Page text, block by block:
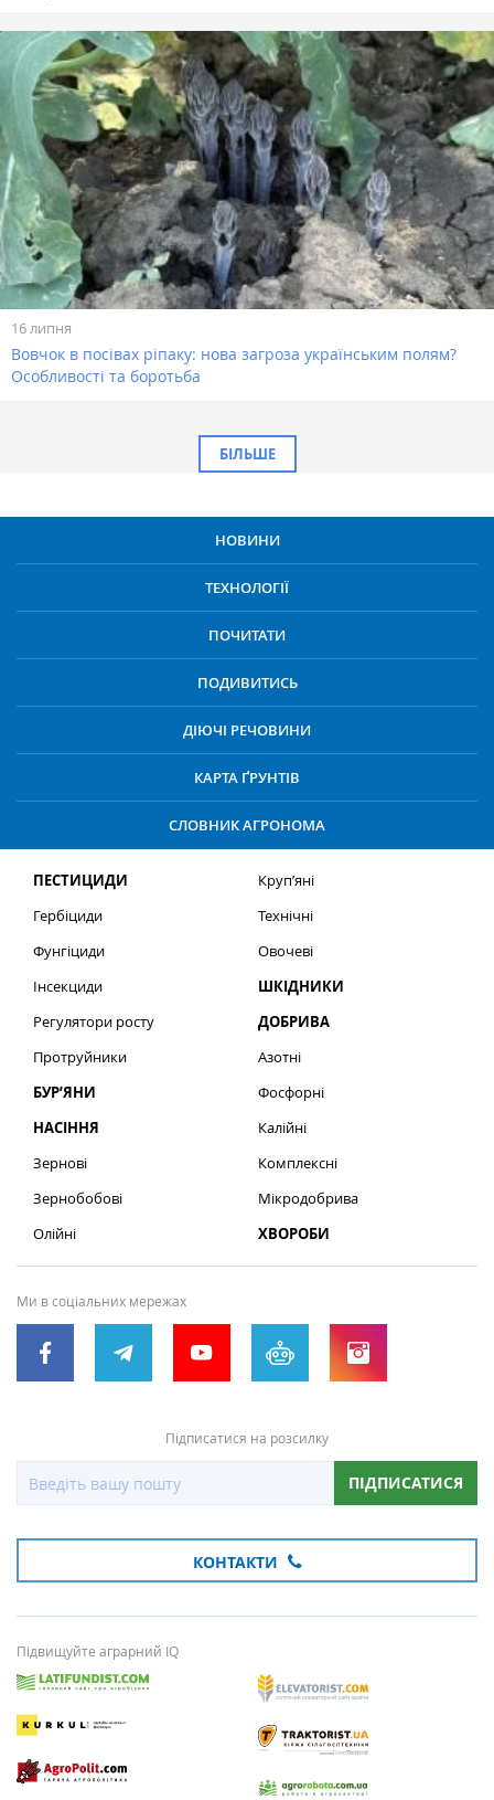
16 липня
Вовчок в посівах ріпаку: нова загроза українським полям?
Особливості та боротьба
БІЛЬШЕ
НОВИНИ
ТЕХНОЛОГІЇ
ПОЧИТАТИ
ПОДИВИТИСЬ
ДІЮЧІ РЕЧОВИНИ
КАРТА ҐРУНТІВ
СЛОВНИК АГРОНОМА
ПЕСТИЦИДИ
Гербіциди
Фунгіциди
Інсекциди
Регулятори росту
Протруйники
БУР’ЯНИ
НАСІННЯ
Зернові
Зернобобові
Олійні
Круп’яні
Технічні
Овочеві
ШКІДНИКИ
ДОБРИВА
Азотні
Фосфорні
Калійні
Комплексні
Мікродобрива
ХВОРОБИ
Ми в соціальних мережах
Підписатися на розсилку
ПІДПИСАТИСЯ
КОНТАКТИ
Підвищуйте аграрний IQ